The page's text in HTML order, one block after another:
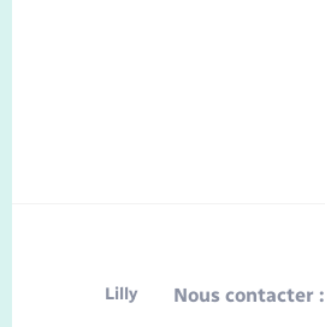
Lilly Nous contacter :